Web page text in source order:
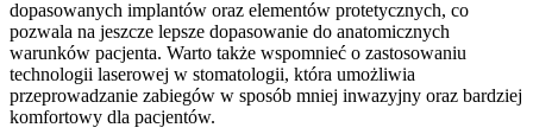
dopasowanych implantów oraz elementów protetycznych, co
pozwala na jeszcze lepsze dopasowanie do anatomicznych
warunków pacjenta. Warto także wspomnieć o zastosowaniu
technologii laserowej w stomatologii, która umożliwia
przeprowadzanie zabiegów w sposób mniej inwazyjny oraz bardziej
komfortowy dla pacjentów.